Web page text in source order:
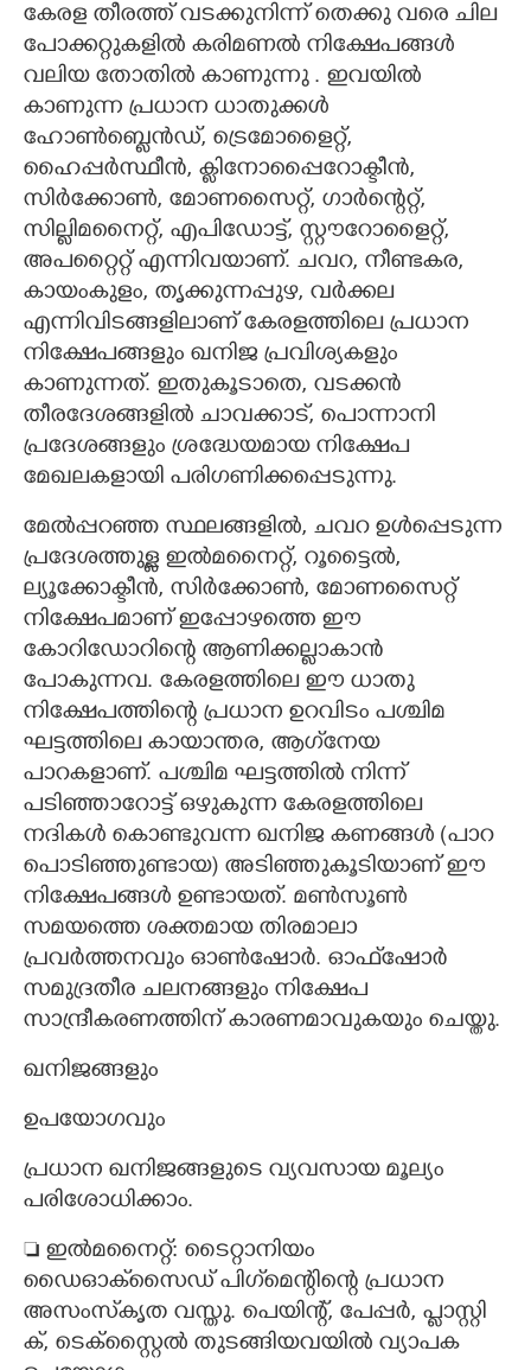
കേരള തീരത്ത് വടക്കുനിന്ന് തെക്കു വരെ ചില
പോക്കറ്റുകളിൽ കരിമണൽ നിക്ഷേപങ്ങൾ
വലിയ തോതിൽ കാണുന്നു . ഇവയിൽ
കാണുന്ന പ്രധാന ധാതുക്കൾ
ഹോൺബ്ലെൻഡ്, ട്രെമോളൈറ്റ്,​
ഹൈപ്പർസ്ഥീൻ, ക്ലിനോപ്പൈറോക്ടീൻ,
സിർക്കോൺ, മോണസൈറ്റ്, ഗാർന്റെറ്റ്,
സില്ലിമനൈറ്റ്, എപിഡോട്ട്, സ്റ്റൗറോളൈറ്റ്,
അപറ്റൈറ്റ് എന്നിവയാണ്. ചവറ, നീണ്ടകര,
കായംകുളം, തൃക്കുന്നപ്പുഴ, വർക്കല
എന്നിവിടങ്ങളിലാണ് കേരളത്തിലെ പ്രധാന
നിക്ഷേപങ്ങളും ഖനിജ പ്രവിശ്യകളും
കാണുന്നത്. ഇതുകൂടാതെ, വടക്കൻ
തീരദേശങ്ങളിൽ ചാവക്കാട്,​ പൊന്നാനി
പ്രദേശങ്ങളും ശ്രദ്ധേയമായ നിക്ഷേപ
മേഖലകളായി പരിഗണിക്കപ്പെടുന്നു.
മേൽപ്പറഞ്ഞ സ്ഥലങ്ങളിൽ,​ ചവറ ഉൾപ്പെടുന്ന
പ്രദേശത്തുള്ള ഇൽമനൈറ്റ്,​ റൂട്ടൈൽ,​
ല്യൂക്കോക്ടീൻ,​ സിർക്കോൺ,​ മോണസൈറ്റ്
നിക്ഷേപമാണ് ഇപ്പോഴത്തെ ഈ
കോറിഡോറിന്റെ ആണിക്കല്ലാകാൻ
പോകുന്നവ. കേരളത്തിലെ ഈ ധാതു
നിക്ഷേപത്തിന്റെ പ്രധാന ഉറവിടം പശ്ചിമ
ഘട്ടത്തിലെ കായാന്തര, ആഗ്‌നേയ
പാറകളാണ്. പശ്ചിമ ഘട്ടത്തിൽ നിന്ന്
പടിഞ്ഞാറോട്ട് ഒഴുകുന്ന കേരളത്തിലെ
നദികൾ കൊണ്ടുവന്ന ഖനിജ കണങ്ങൾ (പാറ
പൊടിഞ്ഞുണ്ടായ) അടിഞ്ഞുകൂടിയാണ് ഈ
നിക്ഷേപങ്ങൾ ഉണ്ടായത്. മൺസൂൺ
സമയത്തെ ശക്തമായ തിരമാലാ
പ്രവർത്തനവും ഓൺഷോർ. ഓഫ്‌ഷോർ
സമുദ്രതീര ചലനങ്ങളും നിക്ഷേപ
സാന്ദ്രീകരണത്തിന് കാരണമാവുകയും ചെയ്തു.
ഖനിജങ്ങളും
ഉപയോഗവും
പ്രധാന ഖനിജങ്ങളുടെ വ്യവസായ മൂല്യം
പരിശോധിക്കാം.
 ഇൽമനൈറ്റ്: ടൈറ്റാനിയം
ഡൈഓക്‌സൈഡ് പി​ഗ്‌മെന്റി​ന്റെ പ്രധാന
അസംസ്‌കൃത വസ്തു. പെയിന്റ്, പേപ്പർ, പ്ളാസ്റ്റി​
ക്, ടെക്സ്റ്റൈൽ തുടങ്ങിയവയിൽ വ്യാപക